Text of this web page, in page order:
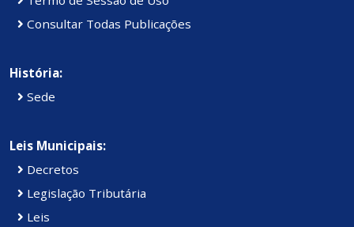
Consultar Todas Publicações
História:
Sede
Leis Municipais:
Decretos
Legislação Tributária
Leis